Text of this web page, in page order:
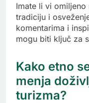
Imate li vi
tradiciju i
komentarima i
mogu biti ključ za
Kako etno
menja
turizma?